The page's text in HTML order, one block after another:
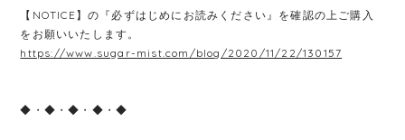
【NOTICE】の『必ずはじめにお読みください』を確認の上ご購入
をお願いいたします。
https://www.sugar-mist.com/blog/2020/11/22/130157
◆・◆・◆・◆・◆